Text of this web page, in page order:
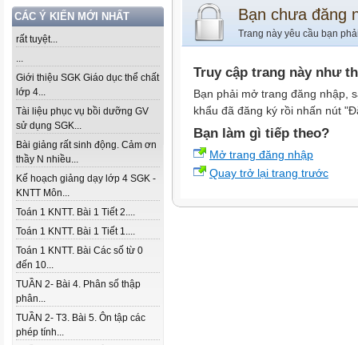
CÁC Ý KIẾN MỚI NHẤT
rất tuyệt...
...
Giới thiệu SGK Giáo dục thể chất
lớp 4...
Tài liệu phục vụ bồi dưỡng GV
sử dụng SGK...
Bài giảng rất sinh động. Cảm ơn
thầy N nhiều...
Kế hoạch giảng dạy lớp 4 SGK -
KNTT Môn...
Toán 1 KNTT. Bài 1 Tiết 2....
Toán 1 KNTT. Bài 1 Tiết 1....
Toán 1 KNTT. Bài Các số từ 0
đến 10...
TUẦN 2- Bài 4. Phân số thập
phân...
TUẦN 2- T3. Bài 5. Ôn tập các
phép tính...
Bạn chưa đăng
Trang này yêu cầu bạn
Truy cập trang này như
Bạn phải mở trang đăng nhập,
khẩu đã đăng ký rồi nhấn nút
Bạn làm gì tiếp theo?
Mở trang đăng nhập
Quay trở lại trang trước